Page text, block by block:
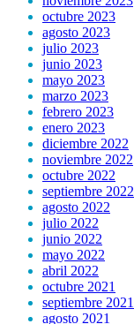
octubre 2023
agosto 2023
julio 2023
junio 2023
mayo 2023
marzo 2023
febrero 2023
enero 2023
diciembre 2022
noviembre 2022
octubre 2022
septiembre 2022
agosto 2022
julio 2022
junio 2022
mayo 2022
abril 2022
octubre 2021
septiembre 2021
agosto 2021